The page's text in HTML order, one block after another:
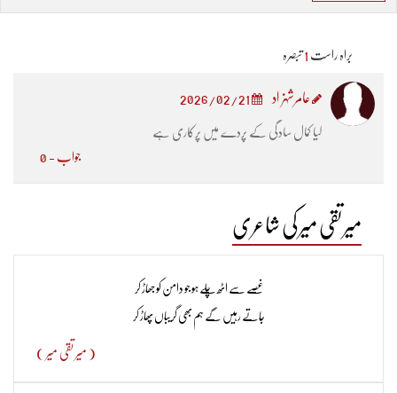
براہ راست 1 تبصرہ
عامرشہزاد 2026/02/21
کیا کمال سادگی کے پردے میں پرکاری ہے
جواب - 0
میر تقی میر کی شاعری
غصے سے اٹھ چلے ہو جو دامن کو جھاڑ کر​
جاتے رہیں گے ہم بھی گریباں پھاڑ کر
( میر تقی میر )